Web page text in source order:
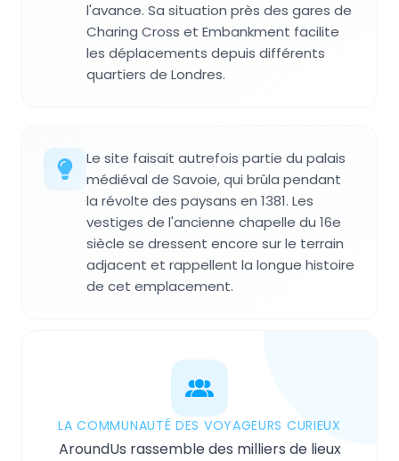
l'avance. Sa situation près des gares de
Charing Cross et Embankment facilite
les déplacements depuis différents
quartiers de Londres.
Le site faisait autrefois partie du palais
médiéval de Savoie, qui brûla pendant
la révolte des paysans en 1381. Les
vestiges de l'ancienne chapelle du 16e
siècle se dressent encore sur le terrain
adjacent et rappellent la longue histoire
de cet emplacement.
LA COMMUNAUTÉ DES VOYAGEURS CURIEUX
AroundUs rassemble des milliers de lieux